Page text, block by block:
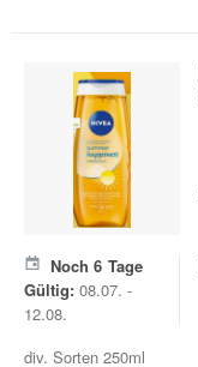
Noch 6 Tage
Gültig: 08.07. -
12.08.
div. Sorten 250ml